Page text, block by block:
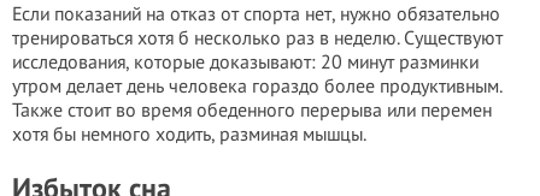
Если показаний на отказ от спорта нет, нужно обязательно
тренироваться хотя б несколько раз в неделю. Существуют
исследования, которые доказывают: 20 минут разминки
утром делает день человека гораздо более продуктивным.
Также стоит во время обеденного перерыва или перемен
хотя бы немного ходить, разминая мышцы.
Избыток сна